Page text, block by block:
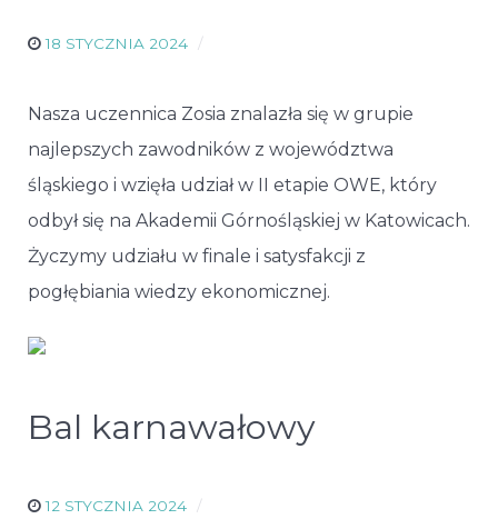
18 STYCZNIA 2024
Nasza uczennica Zosia znalazła się w grupie
najlepszych zawodników z województwa
śląskiego i wzięła udział w II etapie OWE, który
odbył się na Akademii Górnośląskiej w Katowicach.
Życzymy udziału w finale i satysfakcji z
pogłębiania wiedzy ekonomicznej.
Bal karnawałowy
12 STYCZNIA 2024